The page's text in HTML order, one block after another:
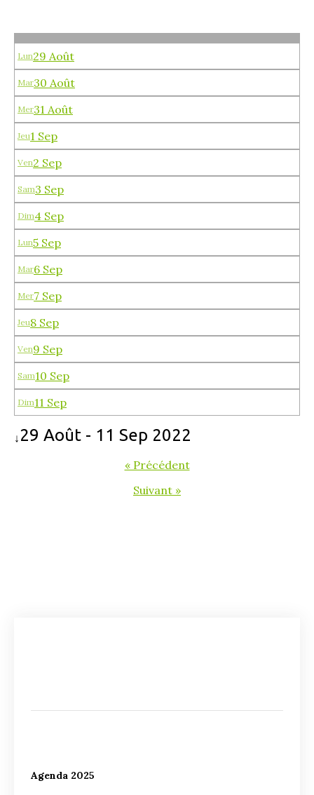
Lun29 Août
Mar30 Août
Mer31 Août
Jeu1 Sep
Ven2 Sep
Sam3 Sep
Dim4 Sep
Lun5 Sep
Mar6 Sep
Mer7 Sep
Jeu8 Sep
Ven9 Sep
Sam10 Sep
Dim11 Sep
↓ 29 Août - 11 Sep 2022
« Précédent
Suivant »
Agenda 2025